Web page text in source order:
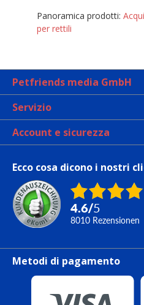
Panoramica prodotti:
per rettili
Petfriends media GmbH
Servizio
Account e sicurezza
Ecco cosa dicono i nostri
4.6/5
8010 Rezensionen
Metodi di pagamento